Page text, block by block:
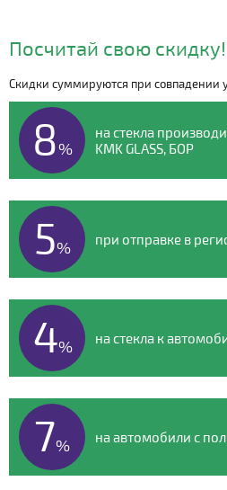
Видео о
Посчитай свою скидку!
Скидки суммируются при совпадении
8%
на стекла
KMK GLASS, БОР
5% при отправке в
4% на стекла к
7% на автомобили с